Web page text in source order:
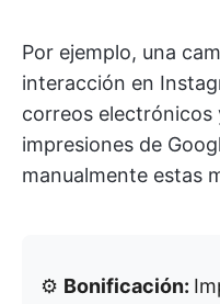
Por ejemplo, una
interacción en
correos electrónicos
impresiones de
manualmente estas
⚙️ Bonificación: